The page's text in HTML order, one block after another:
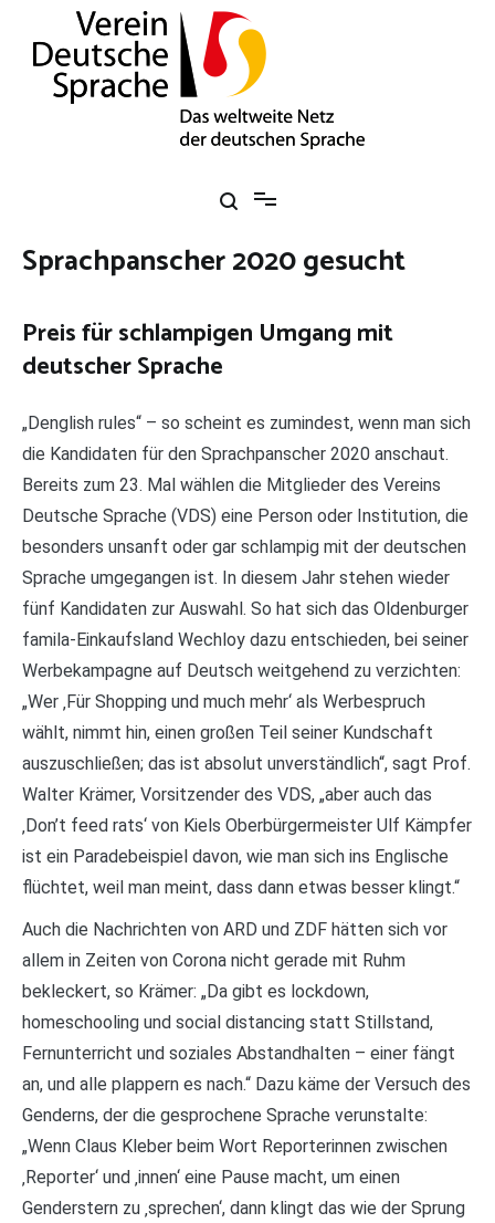
springen
Sprachpanscher 2020 gesucht
Preis für schlampigen Umgang mit
deutscher Sprache
„Denglish rules“ – so scheint es zumindest, wenn man sich
die Kandidaten für den Sprachpanscher 2020 anschaut.
Bereits zum 23. Mal wählen die Mitglieder des Vereins
Deutsche Sprache (VDS) eine Person oder Institution, die
besonders unsanft oder gar schlampig mit der deutschen
Sprache umgegangen ist. In diesem Jahr stehen wieder
fünf Kandidaten zur Auswahl. So hat sich das Oldenburger
famila-Einkaufsland Wechloy dazu entschieden, bei seiner
Werbekampagne auf Deutsch weitgehend zu verzichten:
„Wer ‚Für Shopping und much mehr‘ als Werbespruch
wählt, nimmt hin, einen großen Teil seiner Kundschaft
auszuschließen; das ist absolut unverständlich“, sagt Prof.
Walter Krämer, Vorsitzender des VDS, „aber auch das
‚Don’t feed rats‘ von Kiels Oberbürgermeister Ulf Kämpfer
ist ein Paradebeispiel davon, wie man sich ins Englische
flüchtet, weil man meint, dass dann etwas besser klingt.“
Auch die Nachrichten von ARD und ZDF hätten sich vor
allem in Zeiten von Corona nicht gerade mit Ruhm
bekleckert, so Krämer: „Da gibt es lockdown,
homeschooling und social distancing statt Stillstand,
Fernunterricht und soziales Abstandhalten – einer fängt
an, und alle plappern es nach.“ Dazu käme der Versuch des
Genderns, der die gesprochene Sprache verunstalte:
„Wenn Claus Kleber beim Wort Reporterinnen zwischen
‚Reporter‘ und ‚innen‘ eine Pause macht, um einen
Genderstern zu ‚sprechen‘, dann klingt das wie der Sprung